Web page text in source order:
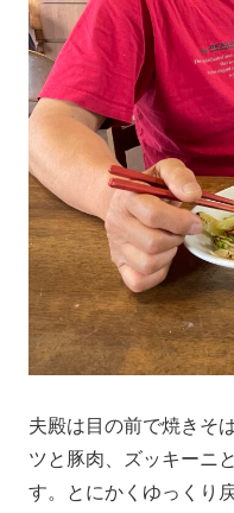
夫殿は目の前で焼きそ
ツと豚肉、ズッキーニ
す。とにかくゆっくり